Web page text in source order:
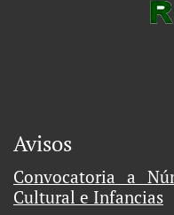
Avisos
Convocatoria a
Cultural e Infancias